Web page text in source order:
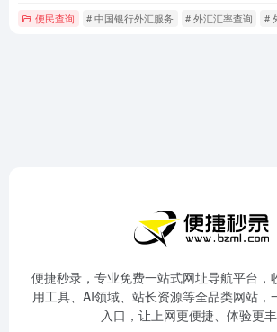
便民查询 # 中国银行外汇服务 # 外汇汇率查询 #
便捷秒录，专业免费一站式网址导航平台，
用工具、AI领域、站长资源等全品类网站，
入口，让上网更便捷、体验更丰